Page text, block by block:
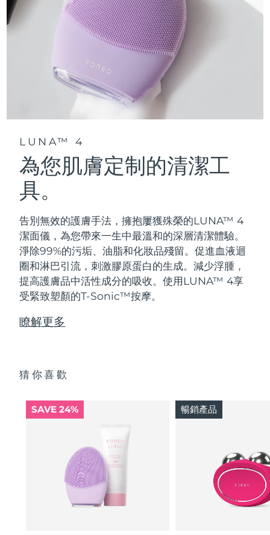
LUNA™ 4
為您肌膚定制的清潔工
具。
告別無效的護膚手法，擁抱屢獲殊榮的LUNA™ 4
潔面儀，為您帶來一生中最溫和的深層清潔體驗。
淨除99%的污垢、油脂和化妝品殘留。促進血液迴
圈和淋巴引流，刺激膠原蛋白的生成。減少浮腫，
提高護膚品中活性成分的吸收。使用LUNA™ 4享
受緊致塑顏的T-Sonic™按摩。
瞭解更多
猜你喜歡
SAVE 24% 暢銷產品